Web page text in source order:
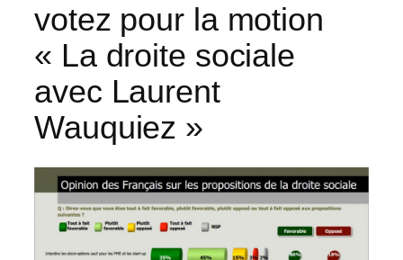
votez pour la motion
« La droite sociale
avec Laurent
Wauquiez »